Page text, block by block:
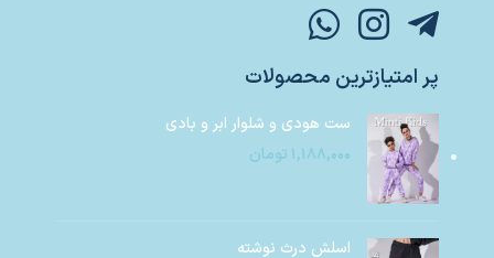
پر امتیازترین محصولات
ست هودی و شلوار ابر و بادی
۱,۱۸۸,۰۰۰ تومان
اسلش درث نوشته